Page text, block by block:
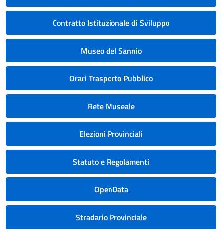
Contratto Istituzionale di Sviluppo
Museo del Sannio
Orari Trasporto Pubblico
Rete Museale
Elezioni Provinciali
Statuto e Regolamenti
OpenData
Stradario Provinciale